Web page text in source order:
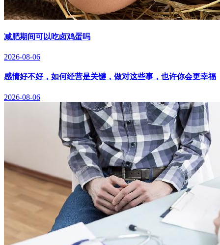
减肥期间可以吃卤鸡蛋吗
2026-08-06
感情好不好，如何经营是关键，做对这些事，也许你会更幸福
2026-08-06